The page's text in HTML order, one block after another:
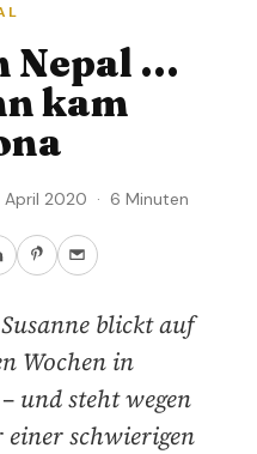
Nepal …
kam
2020 · 6 Minuten
blickt auf
Wochen in
und steht wegen
schwierigen